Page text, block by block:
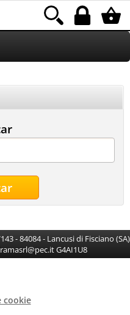
- 84084 - Lancusi di Fisciano (SA)
G4AI1U8
cookie